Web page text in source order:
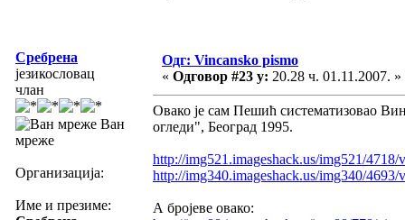
Сребрена
језикословац
члан
Ван
мреже
Организација:
Име и презиме:
Одг: Vincansko pismo
« Одговор #23 у: 20.28 ч. 01.11.2007. »
Овако је сам Пешић систематизовао
огледи", Београд 1995.
http://img521.imageshack.us/img521/
http://img340.imageshack.us/img340/
А бројеве овако: